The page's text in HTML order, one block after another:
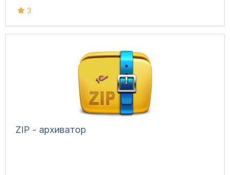
3
ZIP - архиватор